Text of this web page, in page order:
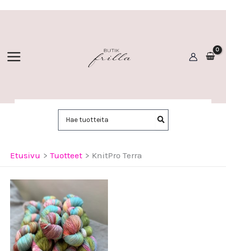
Etusivu Tuotteet KnitPro Terra